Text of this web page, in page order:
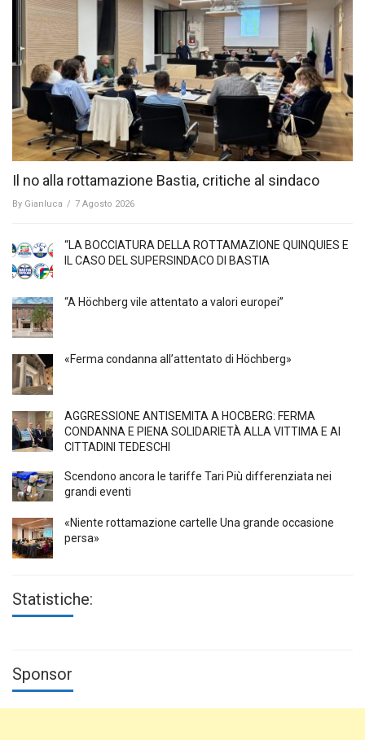
Il no alla rottamazione Bastia, critiche al sindaco
By Gianluca / 7 Agosto 2026
“LA BOCCIATURA DELLA ROTTAMAZIONE QUINQUIES E
IL CASO DEL SUPERSINDACO DI BASTIA
“A Höchberg vile attentato a valori europei”
«Ferma condanna all’attentato di Höchberg»
AGGRESSIONE ANTISEMITA A HÖCBERG: FERMA
CONDANNA E PIENA SOLIDARIETÀ ALLA VITTIMA E AI
CITTADINI TEDESCHI
Scendono ancora le tariffe Tari Più differenziata nei
grandi eventi
«Niente rottamazione cartelle Una grande occasione
persa»
Statistiche:
Sponsor